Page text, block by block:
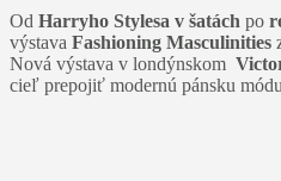
Od Harryho Stylesa v šatách po
výstava Fashioning Masculinities
Nová výstava v londýnskom
cieľ prepojiť modernú pánsku